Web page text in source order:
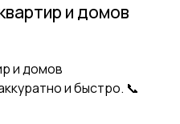
и домов
и домов
и быстро. 📞